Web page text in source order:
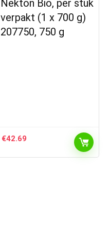
Nekton Bio, per stuk
verpakt (1 x 700 g)
207750, 750 g
€42.69